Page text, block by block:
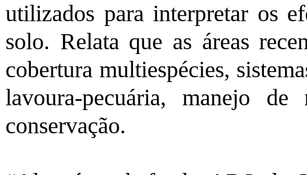
utilizados para interpretar os
solo. Relata que as áreas
cobertura multiespécies,
lavoura-pecuária, manejo
conservação.